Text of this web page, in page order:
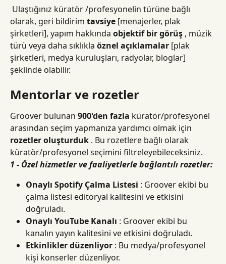
olarak, geri bildirim tavsiye [menajerler, plak
şirketleri], yapım hakkında objektif bir görüş , müzik
türü veya daha sıklıkla öznel açıklamalar [plak
şirketleri, medya kuruluşları, radyolar, bloglar]
şeklinde olabilir.
Mentorlar ve rozetler
Groover bulunan 900'den fazla küratör/profesyonel
arasından seçim yapmanıza yardımcı olmak için
rozetler oluşturduk . Bu rozetlere bağlı olarak
küratör/profesyonel seçimini filtreleyebileceksiniz.
1 - Özel hizmetler ve faaliyetlerle bağlantılı rozetler:
Onaylı Spotify Çalma Listesi : Groover ekibi bu
çalma listesi editoryal kalitesini ve etkisini
doğruladı.
Onaylı YouTube Kanalı : Groover ekibi bu
kanalın yayın kalitesini ve etkisini doğruladı.
Etkinlikler düzenliyor : Bu medya/profesyonel
kişi konserler düzenliyor.